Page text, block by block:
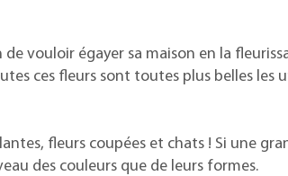
vouloir égayer sa maison en la
ces fleurs sont toutes plus belles
fleurs coupées et chats ! Si une
des couleurs que de leurs formes.